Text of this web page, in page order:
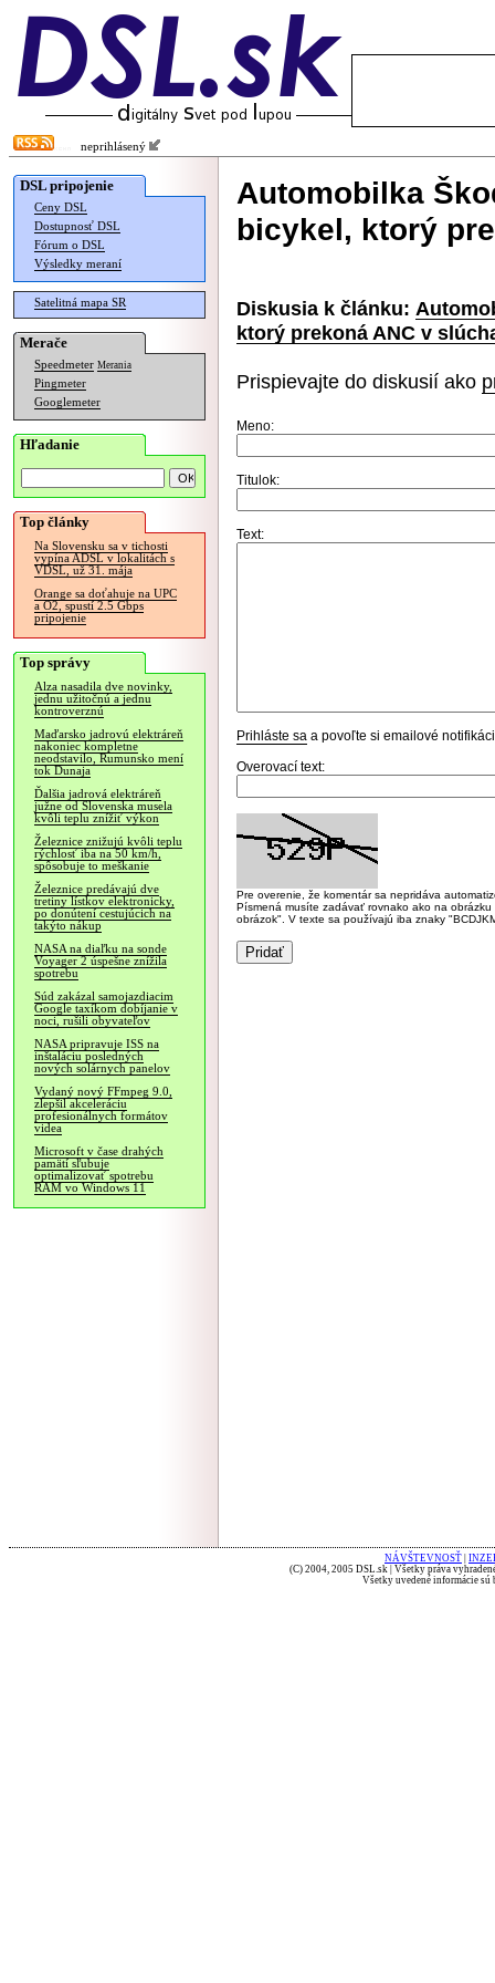
neprihlásený
DSL pripojenie
Ceny DSL
Dostupnosť DSL
Fórum o DSL
Výsledky meraní
Satelitná mapa SR
Merače
Speedmeter Merania
Pingmeter
Googlemeter
Hľadanie
Top články
Na Slovensku sa v tichosti
vypína ADSL v lokalitách s
VDSL, už 31. mája
Orange sa doťahuje na UPC
a O2, spustí 2.5 Gbps
pripojenie
Top správy
Alza nasadila dve novinky,
jednu užitočnú a jednu
kontroverznú
Maďarsko jadrovú elektráreň
nakoniec kompletne
neodstavilo, Rumunsko mení
tok Dunaja
Ďalšia jadrová elektráreň
južne od Slovenska musela
kvôli teplu znížiť výkon
Železnice znižujú kvôli teplu
rýchlosť iba na 50 km/h,
spôsobuje to meškanie
Železnice predávajú dve
tretiny lístkov elektronicky,
po donútení cestujúcich na
takýto nákup
NASA na diaľku na sonde
Voyager 2 úspešne znížila
spotrebu
Súd zakázal samojazdiacim
Google taxíkom dobíjanie v
noci, rušili obyvateľov
NASA pripravuje ISS na
inštaláciu posledných
nových solárnych panelov
Vydaný nový FFmpeg 9.0,
zlepšil akceleráciu
profesionálnych formátov
videa
Microsoft v čase drahých
pamätí sľubuje
optimalizovať spotrebu
RAM vo Windows 11
Automobilka
bicykel, ktorý
Diskusia k článku:
ktorý prekoná ANC v
Prispievajte do diskusií ako
Meno:
Titulok:
Text:
Prihláste sa a povoľte si emailové
Overovací text:
Pre overenie, že komentár sa nepridáva
Písmená musíte zadávať rovnako ako na
obrázok". V texte sa používajú iba znaky
NÁVŠTEVNOSŤ
(C) 2004, 2005 DSL.sk | Všetky práva
Všetky uvedené informácie sú